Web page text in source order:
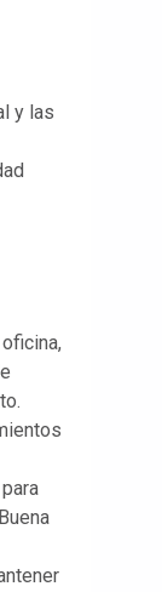
y las